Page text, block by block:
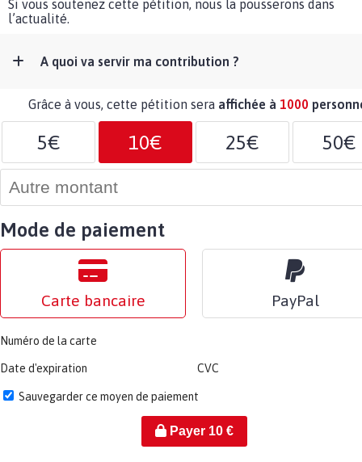
Si vous soutenez cette pétition, nous la pousserons dans
l’actualité.
A quoi va servir ma contribution ?
Grâce à vous, cette pétition sera affichée à 1000
5€ 10€ 25€ 50€
Mode de paiement
Carte bancaire PayPal
Numéro de la carte
Date d'expiration CVC
Sauvegarder ce moyen de paiement
Payer 10€